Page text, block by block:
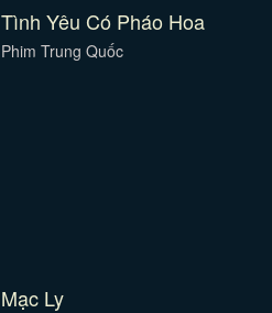
Tình Yêu Có Pháo Hoa
Phim Trung Quốc
Mạc Ly